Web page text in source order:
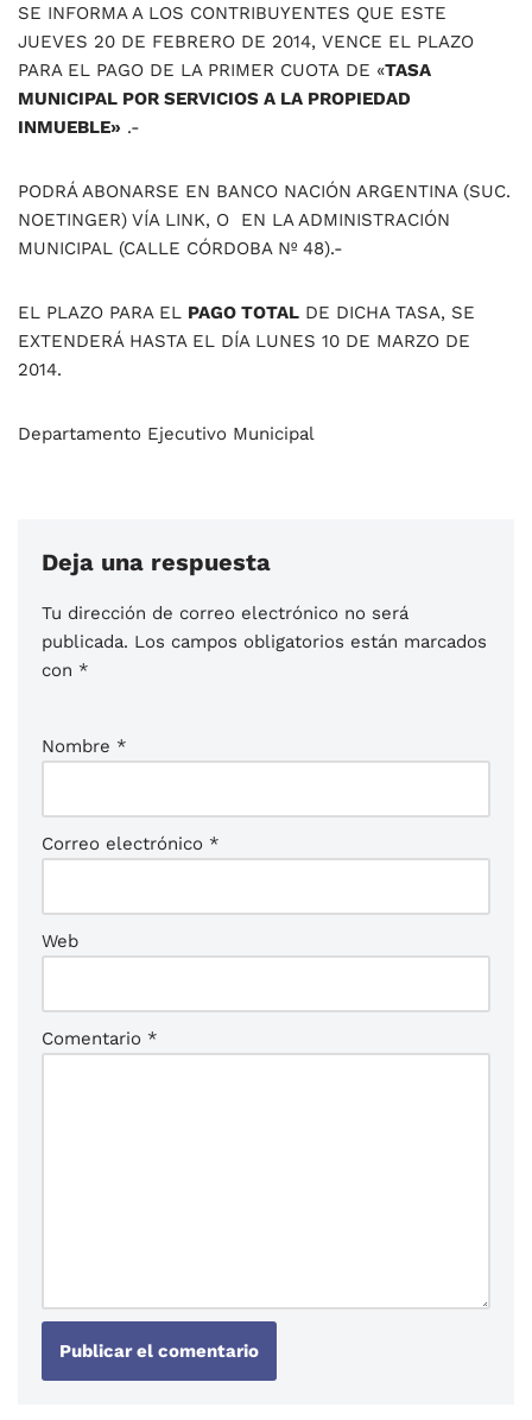
SE INFORMA A LOS CONTRIBUYENTES QUE ESTE
JUEVES 20 DE FEBRERO DE 2014, VENCE EL PLAZO
PARA EL PAGO DE LA PRIMER CUOTA DE «TASA
MUNICIPAL POR SERVICIOS A LA PROPIEDAD
INMUEBLE» .-
PODRÁ ABONARSE EN BANCO NACIÓN ARGENTINA (SUC.
NOETINGER) VÍA LINK, O EN LA ADMINISTRACIÓN
MUNICIPAL (CALLE CÓRDOBA Nº 48).-
EL PLAZO PARA EL PAGO TOTAL DE DICHA TASA, SE
EXTENDERÁ HASTA EL DÍA LUNES 10 DE MARZO DE
2014.
Departamento Ejecutivo Municipal
Deja una respuesta
Tu dirección de correo electrónico no será
publicada. Los campos obligatorios están marcados
con *
Nombre *
Correo electrónico *
Web
Comentario *